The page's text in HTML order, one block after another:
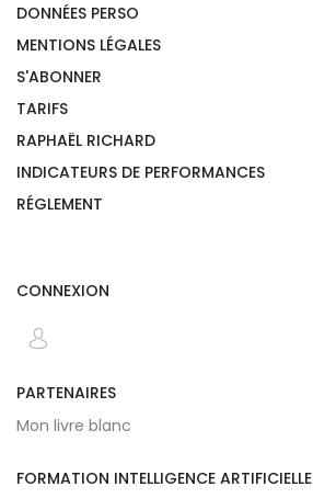
DONNÉES PERSO
MENTIONS LÉGALES
S'ABONNER
TARIFS
RAPHAËL RICHARD
INDICATEURS DE PERFORMANCES
RÉGLEMENT
CONNEXION
PARTENAIRES
Mon livre blanc
FORMATION INTELLIGENCE ARTIFICIELLE